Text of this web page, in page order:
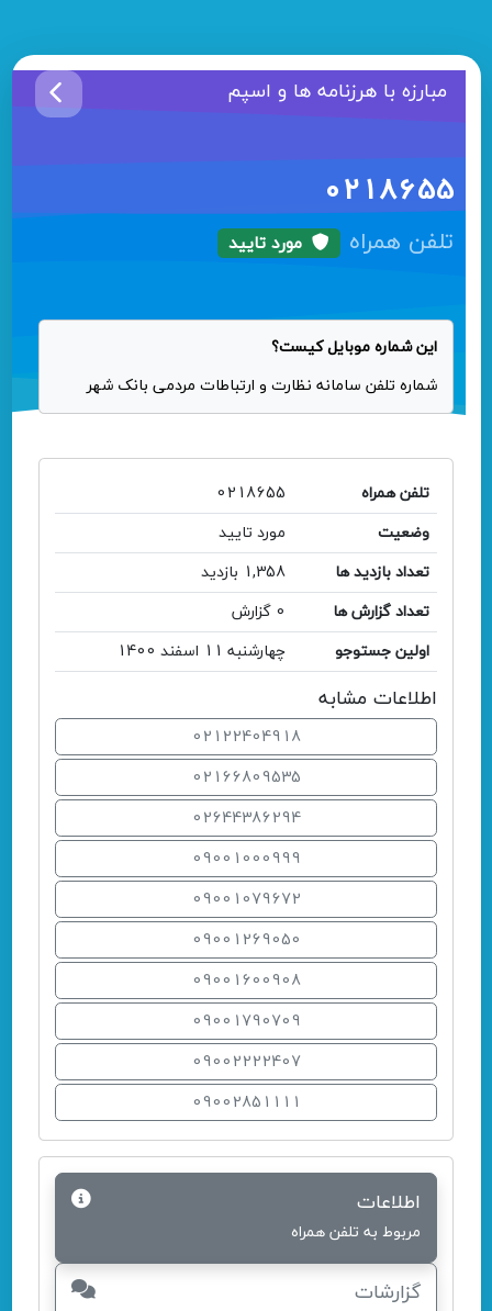
مبارزه با هرزنامه ها و اسپم
0218655
تلفن همراه مورد تایید
این شماره موبایل کیست؟
شماره تلفن سامانه نظارت و ارتباطات مردمی بانک شهر
تلفن همراه
0218655
وضعیت
مورد تایید
تعداد بازدید ها
1,358 بازدید
تعداد گزارش ها
0 گزارش
اولین جستوجو
چهارشنبه 11 اسفند 1400
اطلاعات مشابه
02122404918
02166809535
02644386294
09001000999
09001079672
09001269050
09001600908
09001790709
09002222407
09002851111
اطلاعات
مربوط به تلفن همراه
گزارشات